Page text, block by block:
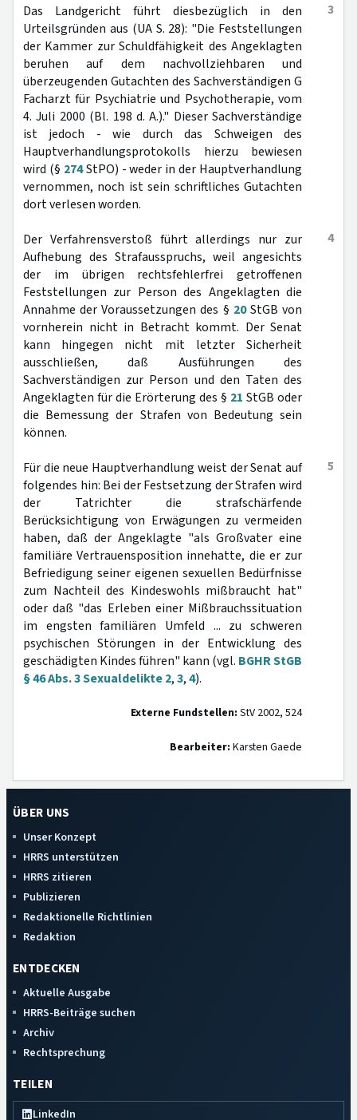
3
Das Landgericht führt diesbezüglich in den
Urteilsgründen aus (UA S. 28): "Die Feststellungen
der Kammer zur Schuldfähigkeit des Angeklagten
beruhen auf dem nachvollziehbaren und
überzeugenden Gutachten des Sachverständigen G
Facharzt für Psychiatrie und Psychotherapie, vom
4. Juli 2000 (Bl. 198 d. A.)." Dieser Sachverständige
ist jedoch - wie durch das Schweigen des
Hauptverhandlungsprotokolls hierzu bewiesen
wird (§ 274StPO) - weder in der Hauptverhandlung
vernommen, noch ist sein schriftliches Gutachten
dort verlesen worden.
4
Der Verfahrensverstoß führt allerdings nur zur
Aufhebung des Strafausspruchs, weil angesichts
der im übrigen rechtsfehlerfrei getroffenen
Feststellungen zur Person des Angeklagten die
Annahme der Voraussetzungen des § 20StGB von
vornherein nicht in Betracht kommt. Der Senat
kann hingegen nicht mit letzter Sicherheit
ausschließen, daß Ausführungen des
Sachverständigen zur Person und den Taten des
Angeklagten für die Erörterung des § 21 StGB oder
die Bemessung der Strafen von Bedeutung sein
können.
5
Für die neue Hauptverhandlung weist der Senat auf
folgendes hin: Bei der Festsetzung der Strafen wird
der Tatrichter die strafschärfende
Berücksichtigung von Erwägungen zu vermeiden
haben, daß der Angeklagte "als Großvater eine
familiäre Vertrauensposition innehatte, die er zur
Befriedigung seiner eigenen sexuellen Bedürfnisse
zum Nachteil des Kindeswohls mißbraucht hat"
oder daß "das Erleben einer Mißbrauchssituation
im engsten familiären Umfeld ... zu schweren
psychischen Störungen in der Entwicklung des
geschädigten Kindes führen" kann (vgl. BGHR StGB
§ 46 Abs. 3 Sexualdelikte 2,3,4).
Externe Fundstellen: StV 2002, 524
Bearbeiter: Karsten Gaede
ÜBER UNS
Unser Konzept
HRRS unterstützen
HRRS zitieren
Publizieren
Redaktionelle Richtlinien
Redaktion
ENTDECKEN
Aktuelle Ausgabe
HRRS-Beiträge suchen
Archiv
Rechtsprechung
TEILEN
LinkedIn